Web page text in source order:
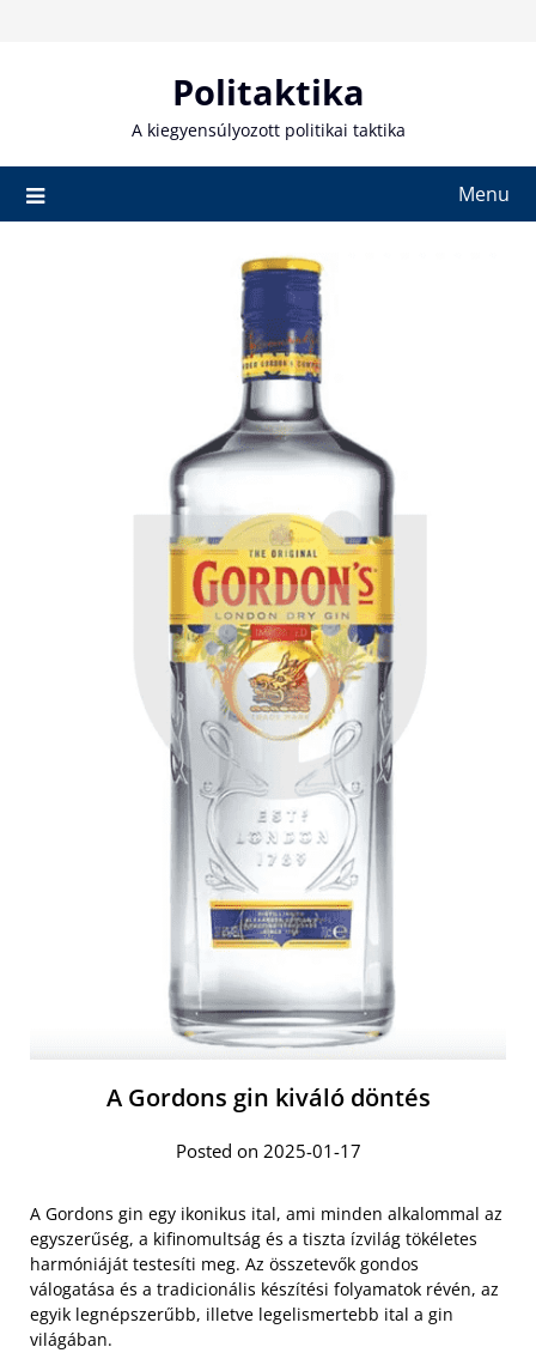
Politaktika
A kiegyensúlyozott politikai taktika
Menu
A Gordons gin kiváló döntés
Posted on 2025-01-17
A Gordons gin egy ikonikus ital, ami minden alkalommal az
egyszerűség, a kifinomultság és a tiszta ízvilág tökéletes
harmóniáját testesíti meg. Az összetevők gondos
válogatása és a tradicionális készítési folyamatok révén, az
egyik legnépszerűbb, illetve legelismertebb ital a gin
világában.